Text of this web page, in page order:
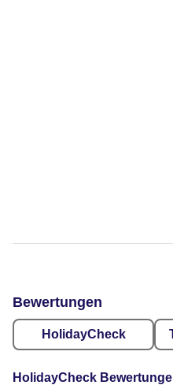
Bewertungen
HolidayCheck
HolidayCheck